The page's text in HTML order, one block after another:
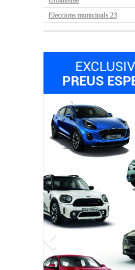
Eleccions municipals 23